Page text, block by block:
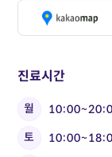
진료시간
월
토